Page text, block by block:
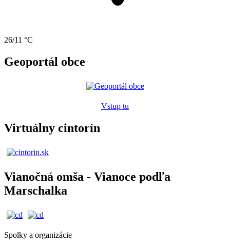
26/11 °C
Geoportál obce
Vstup tu
Virtuálny cintorín
Vianočná omša - Vianoce podľa
Marschalka
Spolky a organizácie